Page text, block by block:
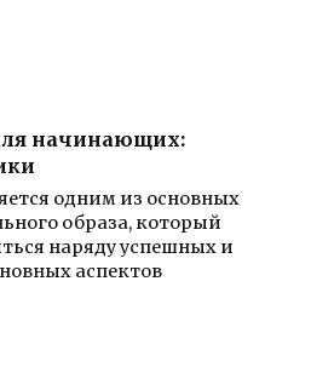
начинающих:
одним из основных
образа, который
наряду успешных и
аспектов